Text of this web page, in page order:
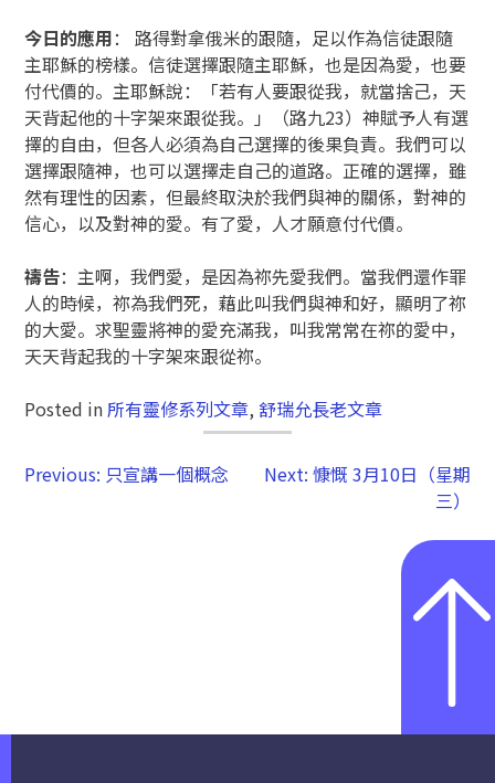
今日的應用： 路得對拿俄米的跟隨，足以作為信徒跟隨
主耶穌的榜樣。信徒選擇跟隨主耶穌，也是因為愛，也要
付代價的。主耶穌說：「若有人要跟從我，就當捨己，天
天背起他的十字架來跟從我。」（路九23）神賦予人有選
擇的自由，但各人必須為自己選擇的後果負責。我們可以
選擇跟隨神，也可以選擇走自己的道路。正確的選擇，雖
然有理性的因素，但最終取決於我們與神的關係，對神的
信心，以及對神的愛。有了愛，人才願意付代價。
禱告：主啊，我們愛，是因為祢先愛我們。當我們還作罪
人的時候，祢為我們死，藉此叫我們與神和好，顯明了祢
的大愛。求聖靈將神的愛充滿我，叫我常常在祢的愛中，
天天背起我的十字架來跟從祢。
Posted in所有靈修系列文章,舒瑞允長老文章
Previous: 只宣講一個概念 Next: 慷慨 3月10日（星期
三）